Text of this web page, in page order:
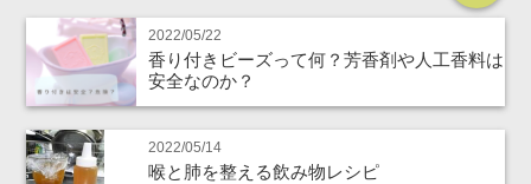
2022/05/22
香り付きビーズって何？芳香剤や人工香料は
安全なのか？
2022/05/14
喉と肺を整える飲み物レシピ